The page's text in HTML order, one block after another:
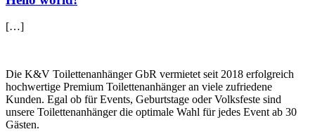
[…]
Die K&V Toilettenanhänger GbR vermietet seit 2018 erfolgreich
hochwertige Premium Toilettenanhänger an viele zufriedene
Kunden. Egal ob für Events, Geburtstage oder Volksfeste sind
unsere Toilettenanhänger die optimale Wahl für jedes Event ab 30
Gästen.